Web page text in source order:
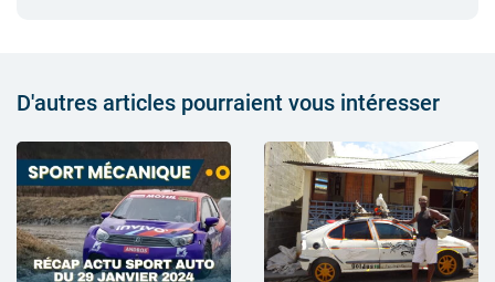
D'autres articles pourraient vous intéresser